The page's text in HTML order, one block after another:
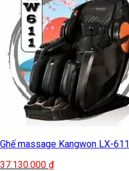
Ghế massage Kangwon LX-611
37.130.000 ₫